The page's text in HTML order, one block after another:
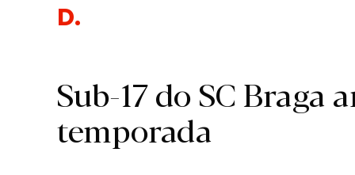
Des
Sub-17 do SC
temporada